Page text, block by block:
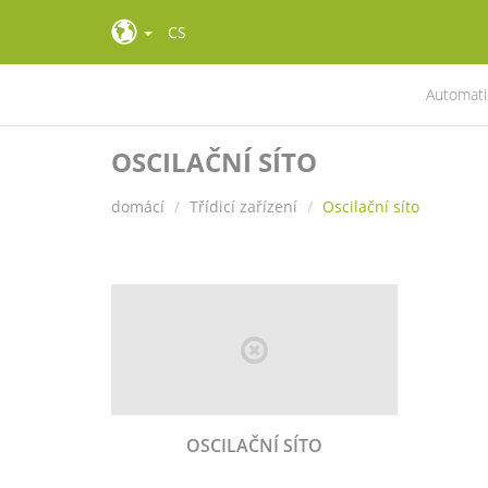
CS
OSCILAČNÍ SÍTO
domácí Třídicí zařízení Oscilační síto
OSCILAČNÍ SÍTO